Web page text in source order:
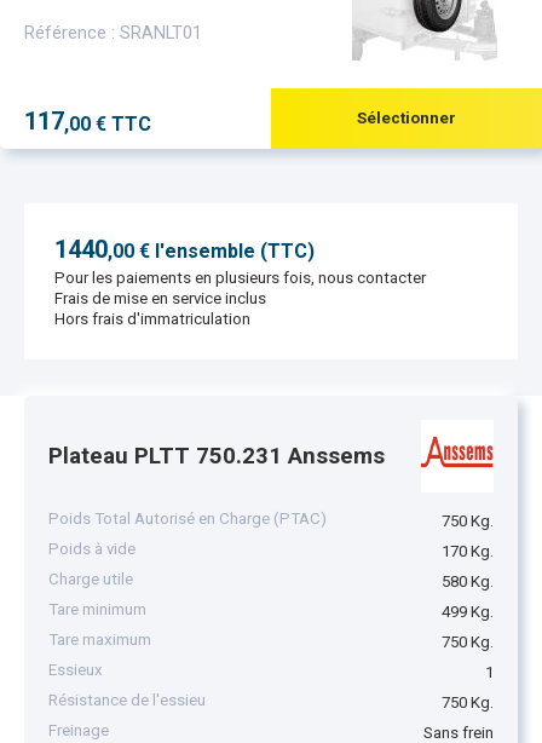
Plateau PLTT 750.231 Anssems
Poids Total Autorisé en Charge (PTAC)
750 Kg.
Poids à vide
170 Kg.
Charge utile
580 Kg.
Tare minimum
499 Kg.
Tare maximum
750 Kg.
Essieux
1
Résistance de l'essieu
750 Kg.
Freinage
Sans frein
Référence : SRANLT01
117,00 € TTC Sélectionner
1440,00 € l'ensemble (TTC)
Pour les paiements en plusieurs fois, nous contacter
Frais de mise en service inclus
Hors frais d'immatriculation